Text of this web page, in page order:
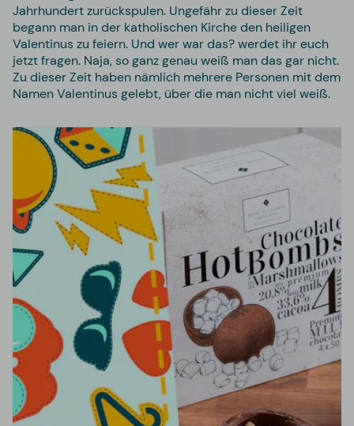
Jahrhundert zurückspulen. Ungefähr zu dieser Zeit
begann man in der katholischen Kirche den heiligen
Valentinus zu feiern. Und wer war das? werdet ihr euch
jetzt fragen. Naja, so ganz genau weiß man das gar nicht.
Zu dieser Zeit haben nämlich mehrere Personen mit dem
Namen Valentinus gelebt, über die man nicht viel weiß.